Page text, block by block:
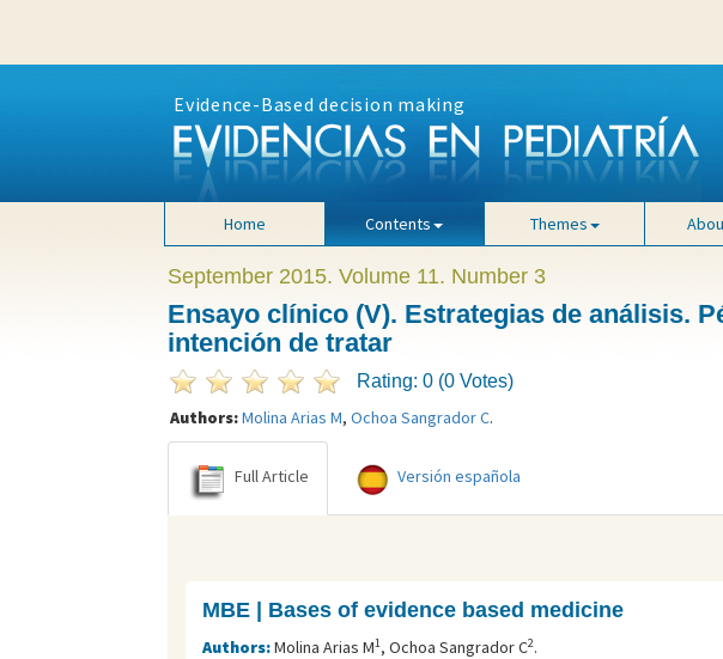
Evidence-Based decision making
Home Contents Themes
September 2015. Volume 11. Number 3
Ensayo clínico (V). Estrategias de análisis.
intención de tratar
Rating: 0 (0 Votes)
Authors:Molina Arias M, Ochoa Sangrador C.
Full Article Versión española
MBE | Bases of evidence based medicine
Authors:Molina Arias M1, Ochoa Sangrador C2.